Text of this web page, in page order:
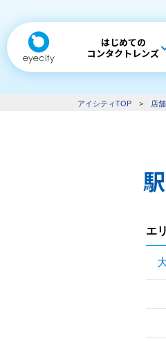
はじめての
コンタクトレンズ
アイシティTOP > 店
エ